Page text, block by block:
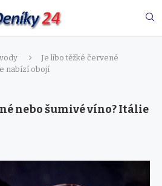
Je libo těžké červené
nabízí obojí
nebo šumivé víno? Itálie